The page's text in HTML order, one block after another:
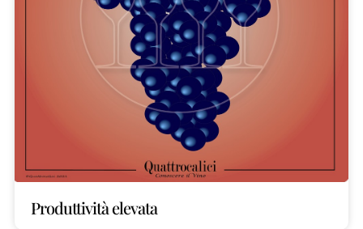
Produttività elevata